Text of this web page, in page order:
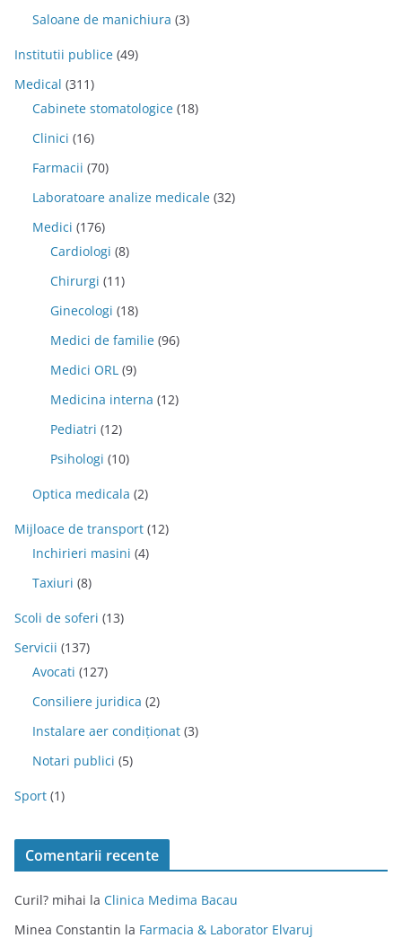
Saloane de manichiura (3)
Institutii publice (49)
Medical (311)
Cabinete stomatologice (18)
Clinici (16)
Farmacii (70)
Laboratoare analize medicale (32)
Medici (176)
Cardiologi (8)
Chirurgi (11)
Ginecologi (18)
Medici de familie (96)
Medici ORL (9)
Medicina interna (12)
Pediatri (12)
Psihologi (10)
Optica medicala (2)
Mijloace de transport (12)
Inchirieri masini (4)
Taxiuri (8)
Scoli de soferi (13)
Servicii (137)
Avocati (127)
Consiliere juridica (2)
Instalare aer condiționat (3)
Notari publici (5)
Sport (1)
Comentarii recente
Curil? mihai la Clinica Medima Bacau
Minea Constantin la Farmacia & Laborator Elvaruj